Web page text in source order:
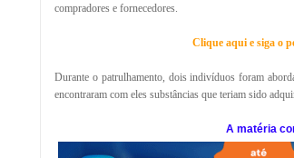
compradores e fornecedores.
Clique aqui e siga o
Durante o patrulhamento, dois indivíduos foram
encontraram com eles substâncias que teriam sido
A matéria